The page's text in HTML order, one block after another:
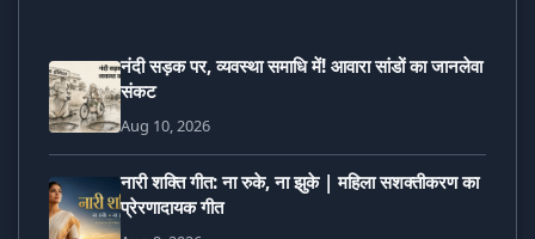
नंदी सड़क पर, व्यवस्था समाधि में! आवारा सांडों का जानलेवा
संकट
Aug 10, 2026
नारी शक्ति गीत: ना रुके, ना झुके | महिला सशक्तीकरण का
प्रेरणादायक गीत